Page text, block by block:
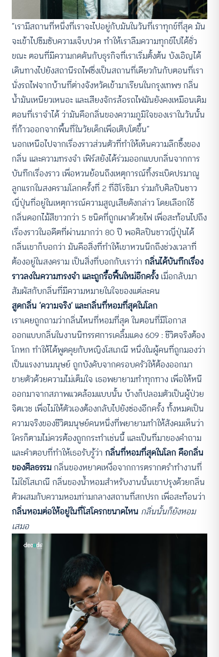
“เรามีสถานที่หนึ่งที่เราจะไปอยู่กับมันในวันที่เราทุกข์ที่สุด มัน
จะเข้าไปซึมซับความเจ็บปวด ทำให้เราลืมความทุกข์ไปได้ชั่ว
ขณะ ตอนที่มีความกดดันกับธุรกิจที่เราเริ่มตั้งต้น บังเอิญได้
เดินทางไปยังสถานีรถไฟซึ่งเป็นสถานที่เดียวกันกับตอนที่เรา
นั่งรถไฟจากบ้านที่ต่างจังหวัดเข้ามาเรียนในกรุงเทพฯ กลิ่น
น้ำมันเหนียวเหนอะ และเสียงจักรล้อรถไฟมันยังคงเหมือนเดิม
ตอนที่เราจำได้ ว่ามันคือกลิ่นของความภูมิใจของเราในวันนั้น
ที่ก้าวออกจากพื้นที่ในวัยเด็กเพื่อเติบโตขึ้น”
นอกเหนือไปจากเรื่องราวส่วนตัวที่ทำให้เห็นความลึกซึ้งของ
กลิ่น และความทรงจำ เฟิร์สยังได้ร่วมออกแบบกลิ่นจากการ
บันทึกเรื่องราว เพื่อหวนย้อนถึงเหตุการณ์ทิ้งระเบิดปรมาณู
ลูกแรกในสงครามโลกครั้งที่ 2 ที่ฮิโรชิมา ร่วมกับศิลปินชาว
ญี่ปุ่นที่อยู่ในเหตุการณ์ความสูญเสียดังกล่าว โดยเลือกใช้
กลิ่นดอกไม้สีขาวกว่า 5 ชนิดที่ถูกเผาด้วยไฟ เพื่อสะท้อนไปถึง
เรื่องราวในอดีตที่ผ่านมากว่า 80 ปี พอศิลปินชาวญี่ปุ่นได้
กลิ่นเขาก็บอกว่า มันคือสิ่งที่ทำให้เขาหวนนึกถึงช่วงเวลาที่
ต้องอยู่ในสงคราม เป็นสิ่งที่บอกกับเราว่า กลิ่นได้บันทึกเรื่อง
ราวลงในความทรงจำ และถูกรื้อฟื้นใหม่อีกครั้ง เมื่อกลับมา
สัมผัสกับกลิ่นที่มีความหมายในใจของแต่ละคน
สูดกลิ่น ‘ความจริง’ และกลิ่นที่หอมที่สุดในโลก
เราเคยถูกถามว่ากลิ่นไหนที่หอมที่สุด ในตอนที่มีโอกาส
ออกแบบกลิ่นในงานนิทรรศการเคลิ้มแดง 609 : ชีวิตจริงต้อง
โกหก ทำให้ได้พูดคุยกับหญิงโสเภณี หนึ่งในผู้คนที่ถูกมองว่า
เป็นแรงงานมนุษย์ ถูกบังคับจากครอบครัวให้ต้องออกมา
ขายตัวด้วยความไม่เต็มใจ เธอพยายามทำทุกทาง เพื่อให้หนี
ออกมาจากสภาพแวดล้อมแบบนั้น บ้างก็ปลอมตัวเป็นผู้ป่วย
จิตเวช เพื่อไม่ให้ตัวเองต้องกลับไปยังซ่องอีกครั้ง ทั้งหมดเป็น
ความจริงของชีวิตมนุษย์คนหนึ่งที่พยายามทำให้สังคมเห็นว่า
ใครก็ตามไม่ควรต้องถูกกระทำเช่นนี้ และเป็นที่มาของคำถาม
และคำตอบที่ทำให้เธอรับรู้ว่า กลิ่นที่หอมที่สุดในโลก คือกลิ่น
ของศีลธรรมกลิ่นของหยาดเหงื่อจากการตรากตรำทำงานที่
ไม่ใช่โสเภณี กลิ่นของน้ำหอมสำหรับงานนั้นเขาปรุงด้วยกลิ่น
ตัวผสมกับความหอมท่ามกลางสถานที่สกปรก เพื่อสะท้อนว่า
กลิ่นหอมต่อให้อยู่ในที่โสโครกขนาดไหน กลิ่นนั้นก็ยังหอม
เสมอ